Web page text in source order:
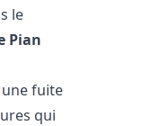
le
Pian
fuite
qui